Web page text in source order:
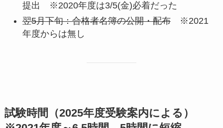
提出
※2020年度は3/5(金)必着だった
翌5月下旬：合格者名簿の公開・配布
※2021
年度からは無し
試験時間
（2025年度受験案内による）